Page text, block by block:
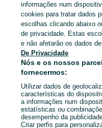
Página principal Lazer
Música - Ilha da Graciosa
Graciosa
ID:632504789
informações num
cookies para tratar dados
escolhas clicando abaixo
de privacidade. Estas
e não afetarão os dados
De Privacidade
Nós e os nossos
fornecermos:
Utilizar dados de
características do
a informações num
estatísticas ou
desempenho da
Criar perfis para